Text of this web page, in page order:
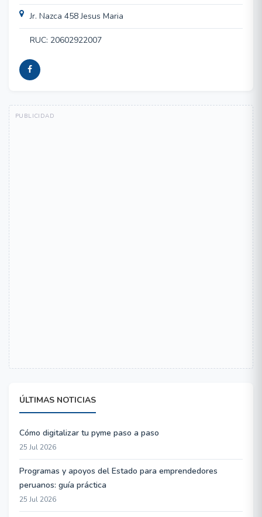
Jr. Nazca 458 Jesus Maria
RUC: 20602922007
ÚLTIMAS NOTICIAS
Cómo digitalizar tu pyme paso a paso
25 Jul 2026
Programas y apoyos del Estado para emprendedores
peruanos: guía práctica
25 Jul 2026